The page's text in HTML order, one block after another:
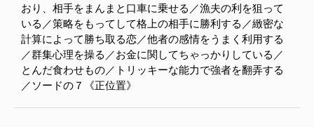
おり、相手をまんまと口車に乗せる／漁夫の利を狙って
いる／策略をもってして格上の相手に勝利する／緻密な
計算によって勝ち取る恋／他者の感情をうまく利用する
／群集心理を操る／お金に関してちゃっかりしている／
とんだ食わせもの／トリッキーな能力で強者を翻弄する
／ソードの７《正位置》